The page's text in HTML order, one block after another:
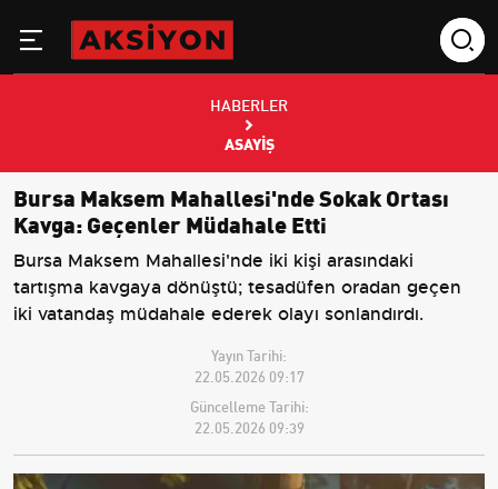
HABERLER
ASAYIŞ
Bursa Maksem Mahallesi'nde Sokak Ortası
Kavga: Geçenler Müdahale Etti
Bursa Maksem Mahallesi'nde iki kişi arasındaki
tartışma kavgaya dönüştü; tesadüfen oradan geçen
iki vatandaş müdahale ederek olayı sonlandırdı.
Yayın Tarihi:
22.05.2026 09:17
Güncelleme Tarihi:
22.05.2026 09:39